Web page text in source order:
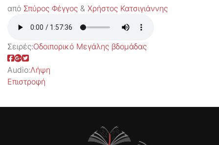
από Σπύρος Φέγγος & Χρήστος Κατσιγιάννης
Σειρές:Οδοιπορικό Μεγάλης βδομάδας
Audio:Λήψη
Επιστροφή